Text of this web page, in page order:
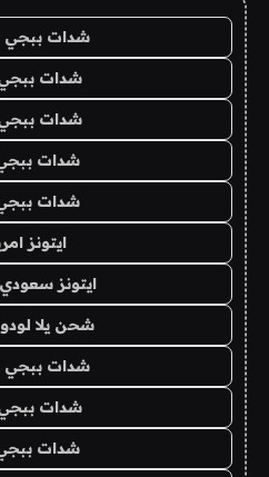
شدات ببجي
شدات ببجي
شدات ببجي
شدات
شدات
ايتونز
ايتونز
شحن يلا
شدات ببجي
شدات ببجي
شدات